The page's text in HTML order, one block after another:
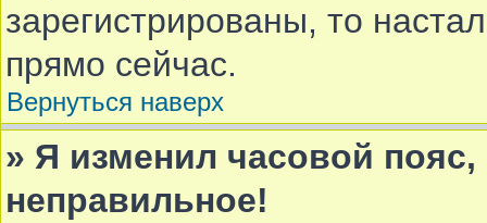
зарегистрированы, то
прямо сейчас.
Вернуться наверх
» Я изменил часовой
неправильное!